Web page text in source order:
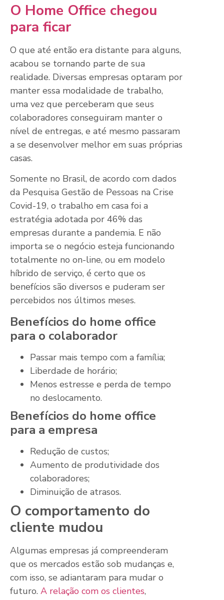
O Home Office chegou
para ficar
O que até então era distante para alguns,
acabou se tornando parte de sua
realidade. Diversas empresas optaram por
manter essa modalidade de trabalho,
uma vez que perceberam que seus
colaboradores conseguiram manter o
nível de entregas, e até mesmo passaram
a se desenvolver melhor em suas próprias
casas.
Somente no Brasil, de acordo com dados
da Pesquisa Gestão de Pessoas na Crise
Covid-19, o trabalho em casa foi a
estratégia adotada por 46% das
empresas durante a pandemia. E não
importa se o negócio esteja funcionando
totalmente no on-line, ou em modelo
híbrido de serviço, é certo que os
benefícios são diversos e puderam ser
percebidos nos últimos meses.
Benefícios do home office
para o colaborador
Passar mais tempo com a família;
Liberdade de horário;
Menos estresse e perda de tempo
no deslocamento.
Benefícios do home office
para a empresa
Redução de custos;
Aumento de produtividade dos
colaboradores;
Diminuição de atrasos.
O comportamento do
cliente mudou
Algumas empresas já compreenderam
que os mercados estão sob mudanças e,
com isso, se adiantaram para mudar o
futuro. A relação com os clientes,